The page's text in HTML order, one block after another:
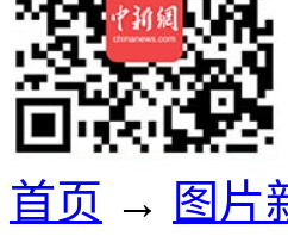
首页 → 图片